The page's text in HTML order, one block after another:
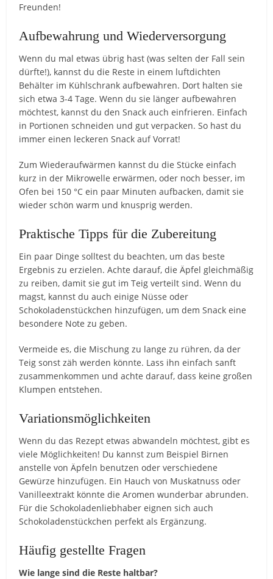
Freunden!
Aufbewahrung und Wiederversorgung
Wenn du mal etwas übrig hast (was selten der Fall sein
dürfte!), kannst du die Reste in einem luftdichten
Behälter im Kühlschrank aufbewahren. Dort halten sie
sich etwa 3-4 Tage. Wenn du sie länger aufbewahren
möchtest, kannst du den Snack auch einfrieren. Einfach
in Portionen schneiden und gut verpacken. So hast du
immer einen leckeren Snack auf Vorrat!
Zum Wiederaufwärmen kannst du die Stücke einfach
kurz in der Mikrowelle erwärmen, oder noch besser, im
Ofen bei 150 °C ein paar Minuten aufbacken, damit sie
wieder schön warm und knusprig werden.
Praktische Tipps für die Zubereitung
Ein paar Dinge solltest du beachten, um das beste
Ergebnis zu erzielen. Achte darauf, die Äpfel gleichmäßig
zu reiben, damit sie gut im Teig verteilt sind. Wenn du
magst, kannst du auch einige Nüsse oder
Schokoladenstückchen hinzufügen, um dem Snack eine
besondere Note zu geben.
Vermeide es, die Mischung zu lange zu rühren, da der
Teig sonst zäh werden könnte. Lass ihn einfach sanft
zusammenkommen und achte darauf, dass keine großen
Klumpen entstehen.
Variationsmöglichkeiten
Wenn du das Rezept etwas abwandeln möchtest, gibt es
viele Möglichkeiten! Du kannst zum Beispiel Birnen
anstelle von Äpfeln benutzen oder verschiedene
Gewürze hinzufügen. Ein Hauch von Muskatnuss oder
Vanilleextrakt könnte die Aromen wunderbar abrunden.
Für die Schokoladenliebhaber eignen sich auch
Schokoladenstückchen perfekt als Ergänzung.
Häufig gestellte Fragen
Wie lange sind die Reste haltbar?